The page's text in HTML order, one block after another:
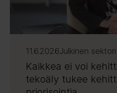
11.6.2026Julkinen sektori
Kaikkea ei voi
tekoäly tukee